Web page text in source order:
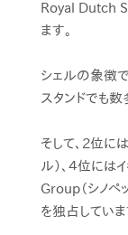
Royal Dutch
ます。
シェルの象徴
スタンドでも数
そして、2位に
ル）、４位に
Group（シノペ
を独占していま